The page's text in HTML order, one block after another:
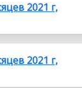
2021 г,
2021 г,